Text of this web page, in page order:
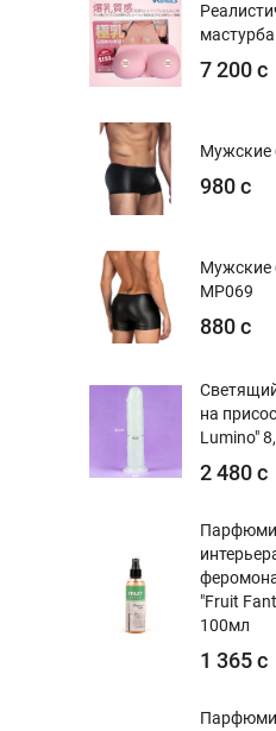
7 200 с
Мужские
980 с
Мужские
MP069
880 с
на
Lumino"
2 480 с
"Fruit
100мл
1 365 с